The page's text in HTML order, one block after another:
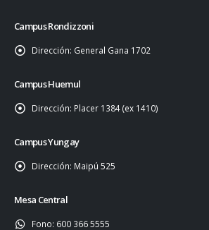
Campus Rondizzoni
Dirección: General Gana 1702
Campus Huemul
Dirección: Placer 1384 (ex 1410)
Campus Yungay
Dirección: Maipú 525
Mesa Central
Fono: 600 366 5555